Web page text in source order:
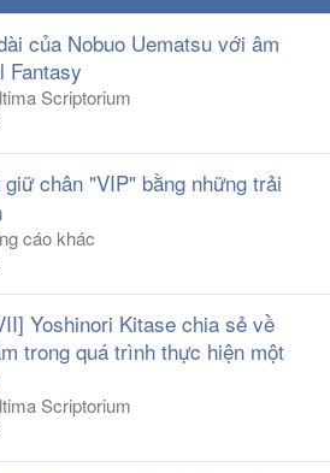
của Nobuo Uematsu với âm
Fantasy
Scriptorium
giữ chân "VIP" bằng những trải
cáo khác
Yoshinori Kitase chia sẻ về
trong quá trình thực hiện một
Scriptorium